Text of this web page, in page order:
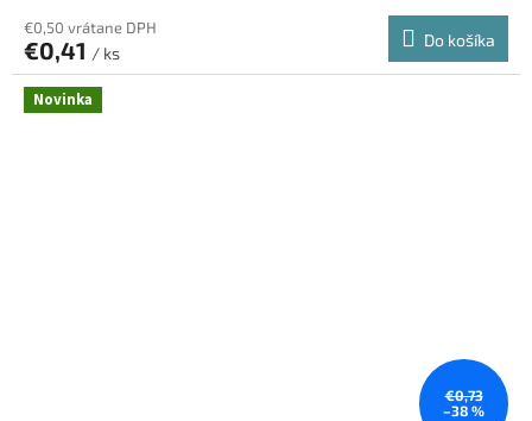
€0,50 vrátane DPH
€0,41 / ks
Do košíka
Novinka
€0,73
–38 %